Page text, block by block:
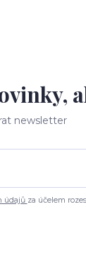
newsletter
údajů za účelem